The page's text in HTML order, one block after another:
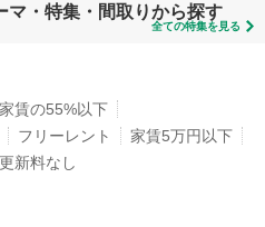
マ・特集・間取りから探す
全ての特集を見る
賃の55%以下
フリーレント
家賃5万円以下
更新料なし